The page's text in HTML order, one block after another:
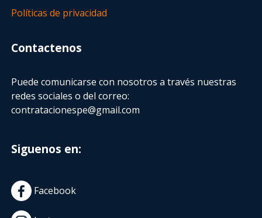
Políticas de privacidad
Contactenos
Puede comunicarse con nosotros a través nuestras
redes sociales o del correo:
contratacionespe@gmail.com
Siguenos en:
Facebook